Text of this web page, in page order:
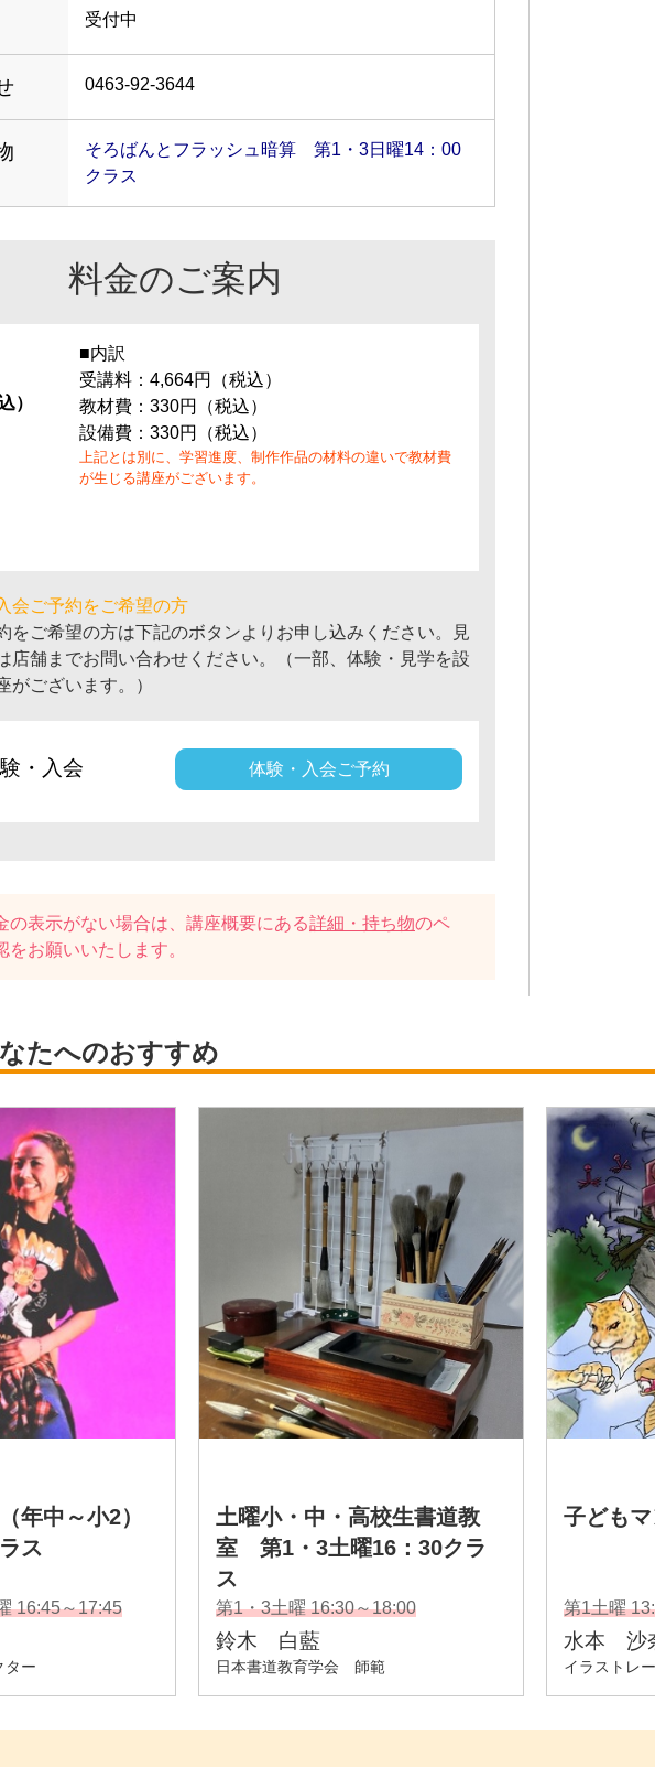
受付中
0463-92-3644
そろばんとフラッシュ暗算 第1・3日曜14：00
クラス
料金のご案内
）
■内訳
受講料：4,664円（税込）
教材費：330円（税込）
設備費：330円（税込）
上記とは別に、学習進度、制作作品の材料の違いで教材費
が生じる講座がございます。
会ご予約をご希望の方
をご希望の方は下記のボタンよりお申し込みください。見
店舗までお問い合わせください。（一部、体験・見学を設
がございます。）
・入会 体験・入会ご予約
の表示がない場合は、講座概要にある詳細・持ち物のペ
をお願いいたします。